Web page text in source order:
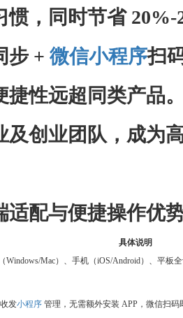
惯，同时节省
步 + 微信小程序扫
捷性远超同类产品
及创业团队，成为
适配与便捷操作优
具体说明
Windows/Mac）、手机（iOS/Android）、平板
发小程序 管理，无需额外安装 APP，微信扫码